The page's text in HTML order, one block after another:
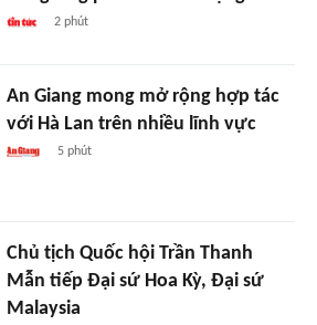
2 phút
An Giang mong mở rộng hợp tác
với Hà Lan trên nhiều lĩnh vực
5 phút
Chủ tịch Quốc hội Trần Thanh
Mẫn tiếp Đại sứ Hoa Kỳ, Đại sứ
Malaysia